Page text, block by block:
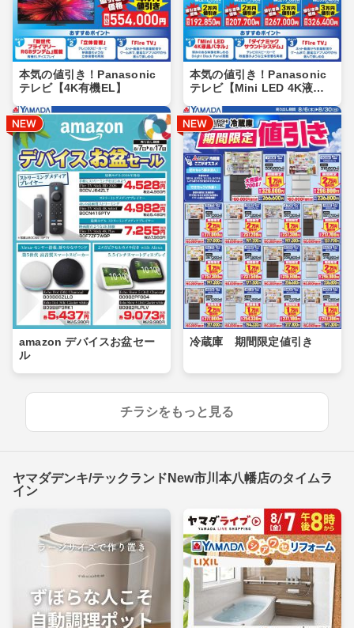
本気の値引き！Panasonic
テレビ【4K有機EL】
本気の値引き！Panasonic
テレビ【Mini LED 4K液
amazon デバイスお盆セー
ル
冷蔵庫 期間限定値引き
チラシをもっと見る
ヤマダデンキ/テックランドNew市川本八幡店のタイムラ
イン